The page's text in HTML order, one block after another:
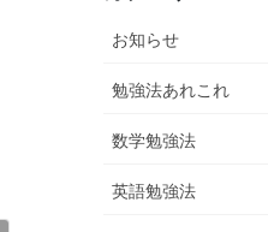
お知らせ
勉強法あれこれ
数学勉強法
英語勉強法